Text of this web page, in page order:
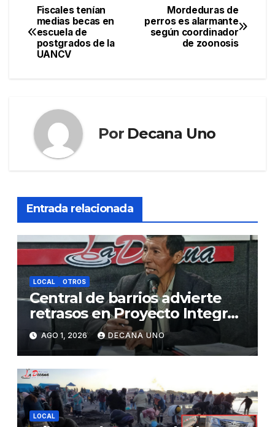
Navegación
de
Mordeduras de
perros es alarmante
según coordinador
de zoonosis
Fiscales tenían
medias becas en
escuela de
postgrados de la
UANCV
Por Decana Uno
Entrada relacionada
LOCAL OTROS
Central de barrios advierte
retrasos en Proyecto Integral
de Agua y Alcantarillado para
Juliaca
AGO 1, 2026 DECANA UNO
LOCAL